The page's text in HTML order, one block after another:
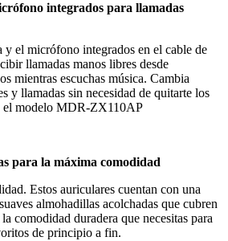
integrados para llamadas
y el micrófono integrados en el cable de
llamadas manos libres desde
mientras escuchas música. Cambia
y llamadas sin necesidad de quitarte los
el modelo MDR-ZX110AP
para la máxima comodidad
Estos auriculares cuentan con una
almohadillas acolchadas que cubren
comodidad duradera que necesitas para
de principio a fin.